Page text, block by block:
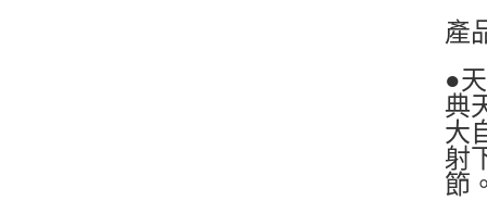
產
●
典
大
射
節。